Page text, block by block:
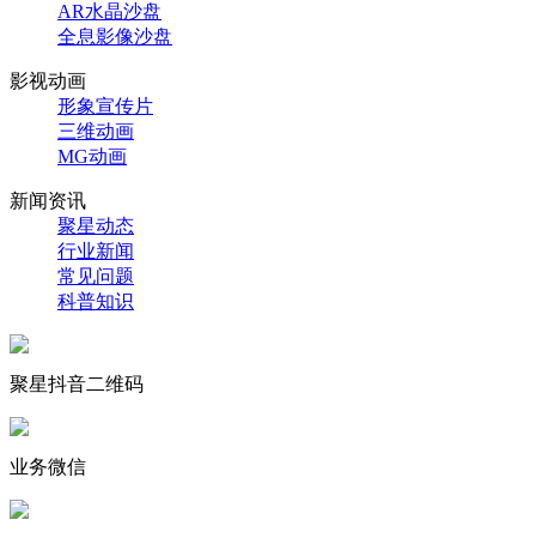
AR水晶沙盘
全息影像沙盘
影视动画
形象宣传片
三维动画
MG动画
新闻资讯
聚星动态
行业新闻
常见问题
科普知识
聚星抖音二维码
业务微信